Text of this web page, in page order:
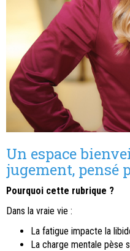
Un espace
jugement, pensé
Pourquoi cette rubrique ?
Dans la vraie vie :
La fatigue impacte la
La charge mentale pèse